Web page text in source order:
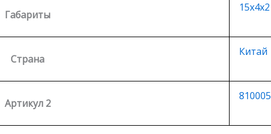
Габариты
15х4х2
Страна
Китай
Артикул 2
810005